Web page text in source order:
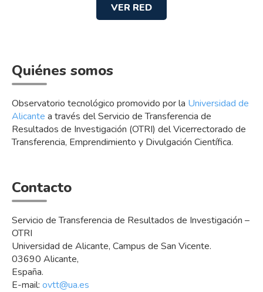
VER RED
Quiénes somos
Observatorio tecnológico promovido por la Universidad de
Alicante a través del Servicio de Transferencia de
Resultados de Investigación (OTRI) del Vicerrectorado de
Transferencia, Emprendimiento y Divulgación Científica.
Contacto
Servicio de Transferencia de Resultados de Investigación –
OTRI
Universidad de Alicante, Campus de San Vicente.
03690 Alicante,
España.
E-mail: ovtt@ua.es